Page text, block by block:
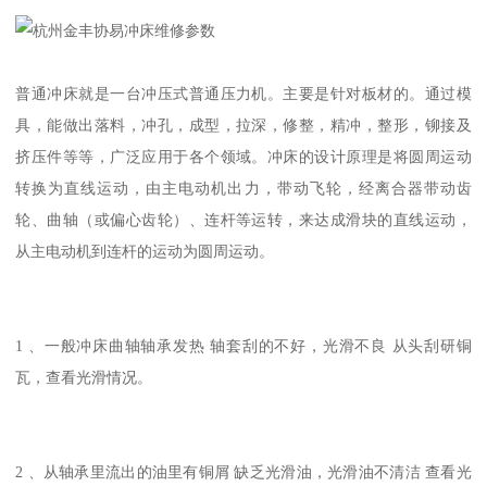
普通冲床就是一台冲压式普通压力机。主要是针对板材的。通过模
具，能做出落料，冲孔，成型，拉深，修整，精冲，整形，铆接及
挤压件等等，广泛应用于各个领域。冲床的设计原理是将圆周运动
转换为直线运动，由主电动机出力，带动飞轮，经离合器带动齿
轮、曲轴（或偏心齿轮）、连杆等运转，来达成滑块的直线运动，
从主电动机到连杆的运动为圆周运动。
1 、一般冲床曲轴轴承发热 轴套刮的不好，光滑不良 从头刮研铜
瓦，查看光滑情况。
2 、从轴承里流出的油里有铜屑 缺乏光滑油，光滑油不清洁 查看光